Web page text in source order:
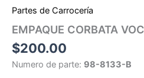
Partes de Carrocería
EMPAQUE CORBATA
$200.00
Numero de parte: 98-8133-B